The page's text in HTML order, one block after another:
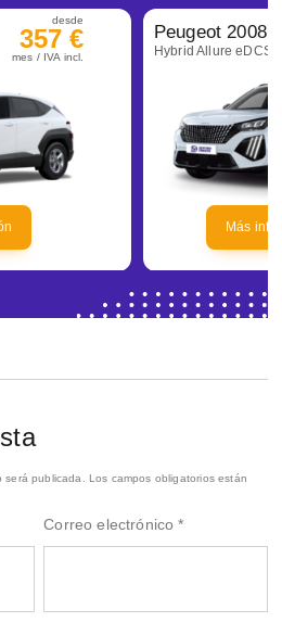
desde
357 €
mes / IVA incl.
Peugeot 2008
Hybrid Allure eDCS6
Más
publicada.
Los campos obligatorios están
Correo electrónico*